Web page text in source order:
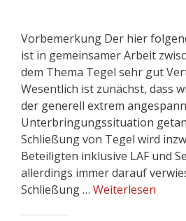
Vorbemerkung Der hier
ist in gemeinsamer Arbeit
dem Thema Tegel sehr gut
Wesentlich ist zunächst, dass
der generell extrem
Unterbringungssituation
Schließung von Tegel wird
Beteiligten inklusive LAF und
allerdings immer darauf
Schließung … Weiterlesen